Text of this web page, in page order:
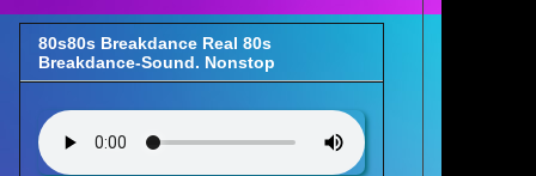
80s80s Breakdance Real 80s
Breakdance-Sound. Nonstop